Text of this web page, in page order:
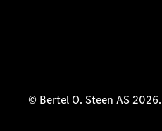
© Bertel O. Steen AS